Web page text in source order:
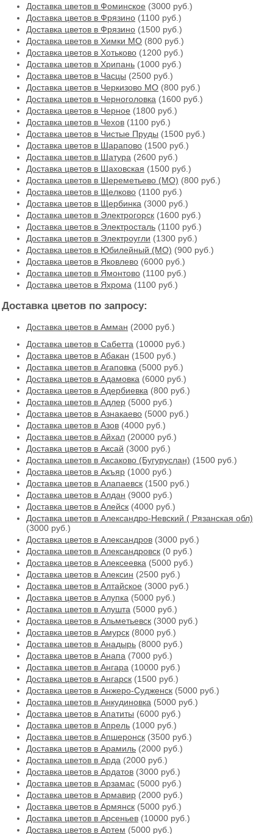
Доставка цветов в Фоминское (3000 руб.)
Доставка цветов в Фрязино (1100 руб.)
Доставка цветов в Фрязино (1500 руб.)
Доставка цветов в Химки МО (800 руб.)
Доставка цветов в Хотьково (1200 руб.)
Доставка цветов в Хрипань (1000 руб.)
Доставка цветов в Часцы (2500 руб.)
Доставка цветов в Черкизово МО (800 руб.)
Доставка цветов в Черноголовка (1600 руб.)
Доставка цветов в Черное (1800 руб.)
Доставка цветов в Чехов (1100 руб.)
Доставка цветов в Чистые Пруды (1500 руб.)
Доставка цветов в Шарапово (1500 руб.)
Доставка цветов в Шатура (2600 руб.)
Доставка цветов в Шаховская (1500 руб.)
Доставка цветов в Шереметьево (МО) (800 руб.)
Доставка цветов в Щелково (1100 руб.)
Доставка цветов в Щербинка (3000 руб.)
Доставка цветов в Электрогорск (1600 руб.)
Доставка цветов в Электросталь (1100 руб.)
Доставка цветов в Электроугли (1300 руб.)
Доставка цветов в Юбилейный (МО) (900 руб.)
Доставка цветов в Яковлево (6000 руб.)
Доставка цветов в Ямонтово (1100 руб.)
Доставка цветов в Яхрома (1100 руб.)
Доставка цветов по запросу:
Доставка цветов в Амман (2000 руб.)
Доставка цветов в Cабетта (10000 руб.)
Доставка цветов в Абакан (1500 руб.)
Доставка цветов в Агаповка (5000 руб.)
Доставка цветов в Адамовка (6000 руб.)
Доставка цветов в Адербиевка (800 руб.)
Доставка цветов в Адлер (5000 руб.)
Доставка цветов в Азнакаево (5000 руб.)
Доставка цветов в Азов (4000 руб.)
Доставка цветов в Айхал (20000 руб.)
Доставка цветов в Аксай (3000 руб.)
Доставка цветов в Аксаково (Бугуруслан) (1500 руб.)
Доставка цветов в Акъяр (1000 руб.)
Доставка цветов в Алапаевск (1500 руб.)
Доставка цветов в Алдан (9000 руб.)
Доставка цветов в Алейск (4000 руб.)
Доставка цветов в Александро-Невский ( Рязанская обл)
(3000 руб.)
Доставка цветов в Александров (3000 руб.)
Доставка цветов в Александровск (0 руб.)
Доставка цветов в Алексеевка (5000 руб.)
Доставка цветов в Алексин (2500 руб.)
Доставка цветов в Алтайское (3000 руб.)
Доставка цветов в Алупка (5000 руб.)
Доставка цветов в Алушта (5000 руб.)
Доставка цветов в Альметьевск (3000 руб.)
Доставка цветов в Амурск (8000 руб.)
Доставка цветов в Анадырь (8000 руб.)
Доставка цветов в Анапа (7000 руб.)
Доставка цветов в Ангара (10000 руб.)
Доставка цветов в Ангарск (1500 руб.)
Доставка цветов в Анжеро-Судженск (5000 руб.)
Доставка цветов в Анкудиновка (5000 руб.)
Доставка цветов в Апатиты (6000 руб.)
Доставка цветов в Апрель (1000 руб.)
Доставка цветов в Апшеронск (3500 руб.)
Доставка цветов в Арамиль (2000 руб.)
Доставка цветов в Арда (2000 руб.)
Доставка цветов в Ардатов (3000 руб.)
Доставка цветов в Арзамас (5000 руб.)
Доставка цветов в Армавир (2000 руб.)
Доставка цветов в Армянск (5000 руб.)
Доставка цветов в Арсеньев (10000 руб.)
Доставка цветов в Артем (5000 руб.)